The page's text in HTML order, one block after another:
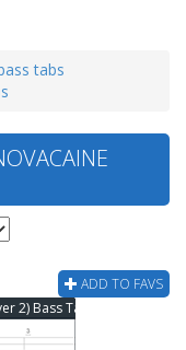
tabs
ADD TO FAVS
2) Bass Tab